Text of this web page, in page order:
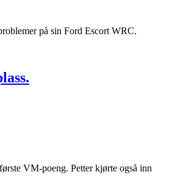
på sin Ford Escort WRC.
VM-poeng. Petter kjørte også inn